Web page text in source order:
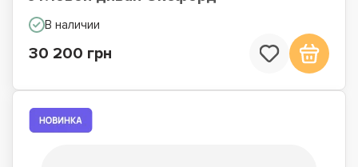
В наличии
30 200 грн